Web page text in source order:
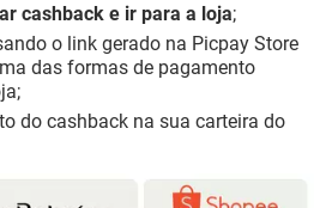
cashback e ir para a loja;
o link gerado na Picpay Store
das formas de pagamento
do cashback na sua carteira do